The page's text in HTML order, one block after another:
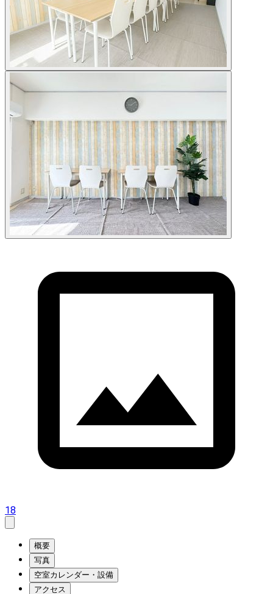
18
概要
写真
空室カレンダー・設備
アクセス